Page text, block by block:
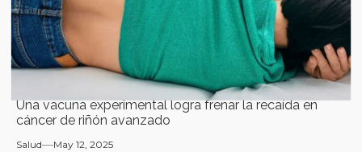
Una vacuna experimental logra frenar la recaída en
cáncer de riñón avanzado
Salud May 12, 2025